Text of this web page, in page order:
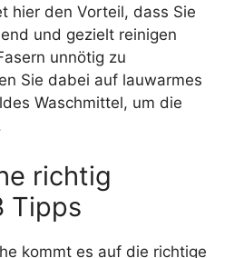
hier den Vorteil, dass Sie
und gezielt reinigen
unnötig zu
Sie dabei auf lauwarmes
Waschmittel, um die
richtig
Tipps
kommt es auf die richtige